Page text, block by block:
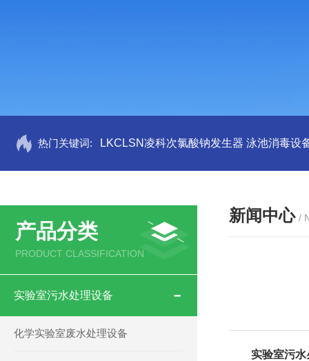
热门关键词: LKCLSN凌科次氯酸钠发生器 泳池消毒设
产品分类
PRODUCT CLASSIFICATION
实验室污水处理设备
化学实验室废水处理设备
新闻中心 /
实验室污